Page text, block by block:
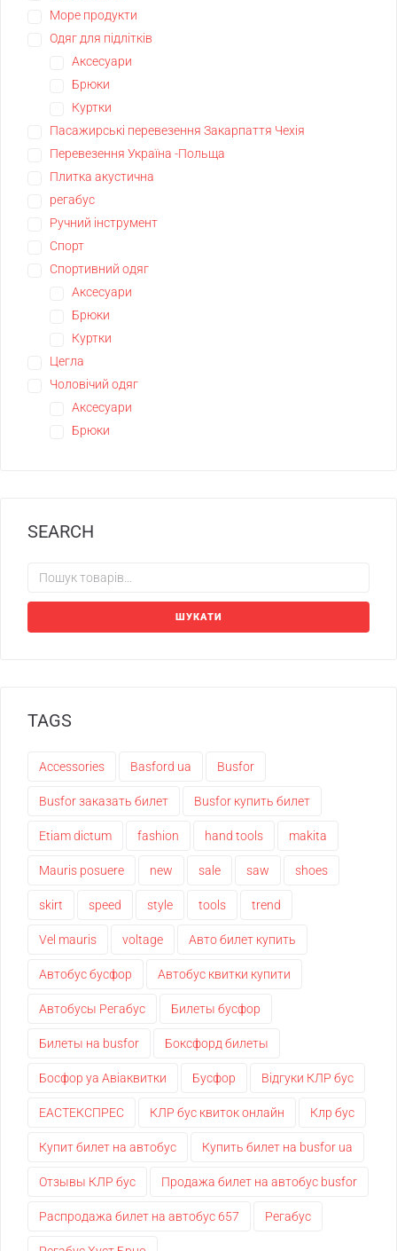
Море продукти
Одяг для підлітків
Аксесуари
Брюки
Куртки
Пасажирські перевезення Закарпаття Чехія
Перевезення Україна -Польща
Плитка акустична
регабус
Ручний інструмент
Спорт
Спортивний одяг
Аксесуари
Брюки
Куртки
Цегла
Чоловічий одяг
Аксесуари
Брюки
SEARCH
ШУКАТИ
TAGS
Accessories Basford ua Busfor
Busfor заказать билет Busfor купить билет
Etiam dictum fashion hand tools makita
Mauris posuere new sale saw shoes
skirt speed style tools trend
Vel mauris voltage Авто билет купить
Автобус бусфор Автобус квитки купити
Автобусы Регабус Билеты бусфор
Билеты на busfor Боксфорд билеты
Босфор уа Авіаквитки Бусфор Відгуки КЛР бус
ЕАСТЕКСПРЕС КЛР бус квиток онлайн Клр бус
Купит билет на автобус Купить билет на busfor ua
Отзывы КЛР бус Продажа билет на автобус busfor
Распродажа билет на автобус 657 Регабус